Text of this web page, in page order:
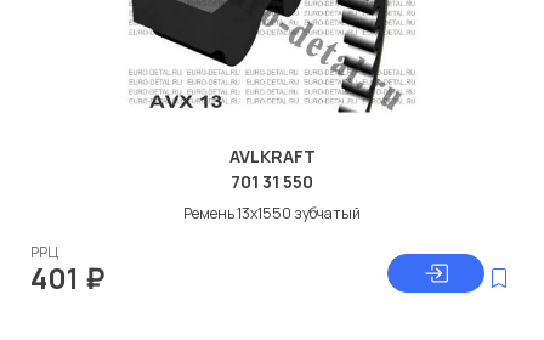
AVLKRAFT
701 31 550
Ремень 13x1550 зубчатый
РРЦ
401 ₽